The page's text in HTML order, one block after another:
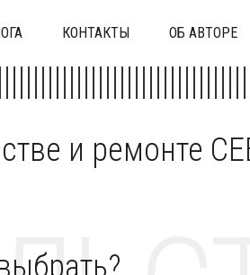
КОНТАКТЫ ОБ АВТОРЕ
и ремонте